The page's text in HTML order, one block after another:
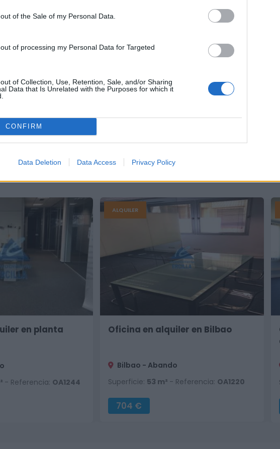
of the Sale of my Personal Data.
of processing my Personal Data for Targeted
of Collection, Use, Retention, Sale, and/or Sharing
Data that Is Unrelated with the Purposes for which it
CONFIRM
Data Deletion Data Access Privacy Policy
en planta
- Referencia: OA1244
ALQUILER
Oficina en alquiler en Bilbao
Bilbao - Abando
Superficie: 53 m² - Referencia: OA1220
704 €